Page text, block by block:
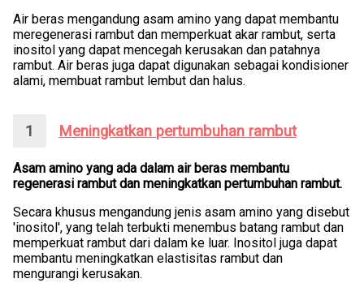
Air beras mengandung asam amino yang dapat membantu
meregenerasi rambut dan memperkuat akar rambut, serta
inositol yang dapat mencegah kerusakan dan patahnya
rambut. Air beras juga dapat digunakan sebagai kondisioner
alami, membuat rambut lembut dan halus.
Meningkatkan pertumbuhan rambut
Asam amino yang ada dalam air beras membantu
regenerasi rambut dan meningkatkan pertumbuhan rambut.
Secara khusus mengandung jenis asam amino yang disebut
'inositol', yang telah terbukti menembus batang rambut dan
memperkuat rambut dari dalam ke luar. Inositol juga dapat
membantu meningkatkan elastisitas rambut dan
mengurangi kerusakan.